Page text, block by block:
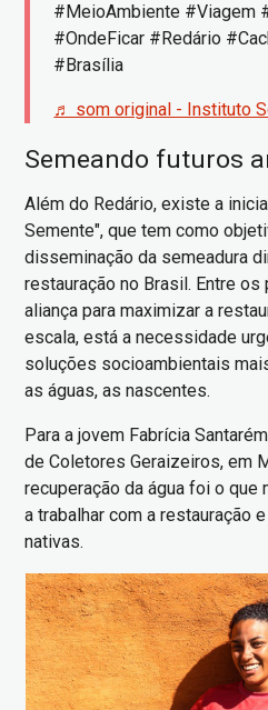
#MeioAmbiente #Viagem
#OndeFicar #Redário
#Brasília
♬ som original - Instituto
Semeando futuros
Além do Redário, existe a
Semente", que tem como
disseminação da semeadura
restauração no Brasil. Entre
aliança para maximizar a
escala, está a necessidade
soluções socioambientais
as águas, as nascentes.
Para a jovem Fabrícia
de Coletores Geraizeiros, em
recuperação da água foi o que
a trabalhar com a restauração
nativas.
Imagem